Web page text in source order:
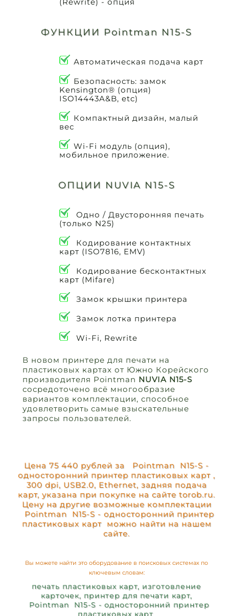
ФУНКЦИИ Pointman N15-S
Автоматическая подача карт
Безопасность: замок
Kensington® (опция)
ISO14443A&B, etc)
Компактный дизайн, малый
вес
Wi-Fi модуль (опция),
мобильное приложение.
OПЦИИ NUVIA N15-S
Одно / Двусторонняя печать
(только N25)
Кодирование контактных
карт (ISO7816, EMV)
Кодирование бесконтактных
карт (Mifare)
Замок крышки принтера
Замок лотка принтера
Wi-Fi, Rewrite
В новом принтере для печати на
пластиковых картах от Южно Корейского
производителя Pointman NUVIA N15-S
сосредоточено всё многообразие
вариантов комплектации, способное
удовлетворить самые взыскательные
запросы пользователей.
Цена 75 440 рублей за Pointman N15-S -
односторонний принтер пластиковых карт ,
300 dpi, USB2.0, Ethernet, задняя подача
карт, указана при покупке на сайте torob.ru.
Цену на другие возможные комплектации
Pointman N15-S - односторонний принтер
пластиковых карт можно найти на нашем
сайте.
Вы можете найти это оборудование в поисковых системах по
ключевым словам:
печать пластиковых карт, изготовление
карточек, принтер для печати карт,
Pointman N15-S - односторонний принтер
пластиковых карт